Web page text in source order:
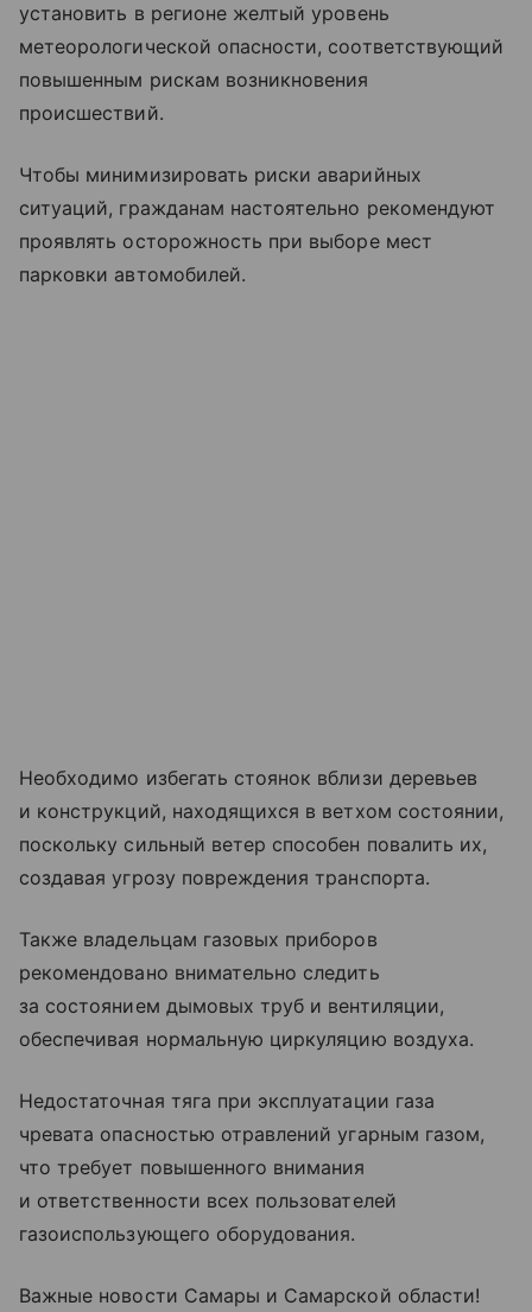
установить в регионе желтый уровень
метеорологической опасности, соответствующий
повышенным рискам возникновения
происшествий.
Чтобы минимизировать риски аварийных
ситуаций, гражданам настоятельно рекомендуют
проявлять осторожность при выборе мест
парковки автомобилей.
Необходимо избегать стоянок вблизи деревьев
и конструкций, находящихся в ветхом состоянии,
поскольку сильный ветер способен повалить их,
создавая угрозу повреждения транспорта.
Также владельцам газовых приборов
рекомендовано внимательно следить
за состоянием дымовых труб и вентиляции,
обеспечивая нормальную циркуляцию воздуха.
Недостаточная тяга при эксплуатации газа
чревата опасностью отравлений угарным газом,
что требует повышенного внимания
и ответственности всех пользователей
газоиспользующего оборудования.
Важные новости Самары и Самарской области!